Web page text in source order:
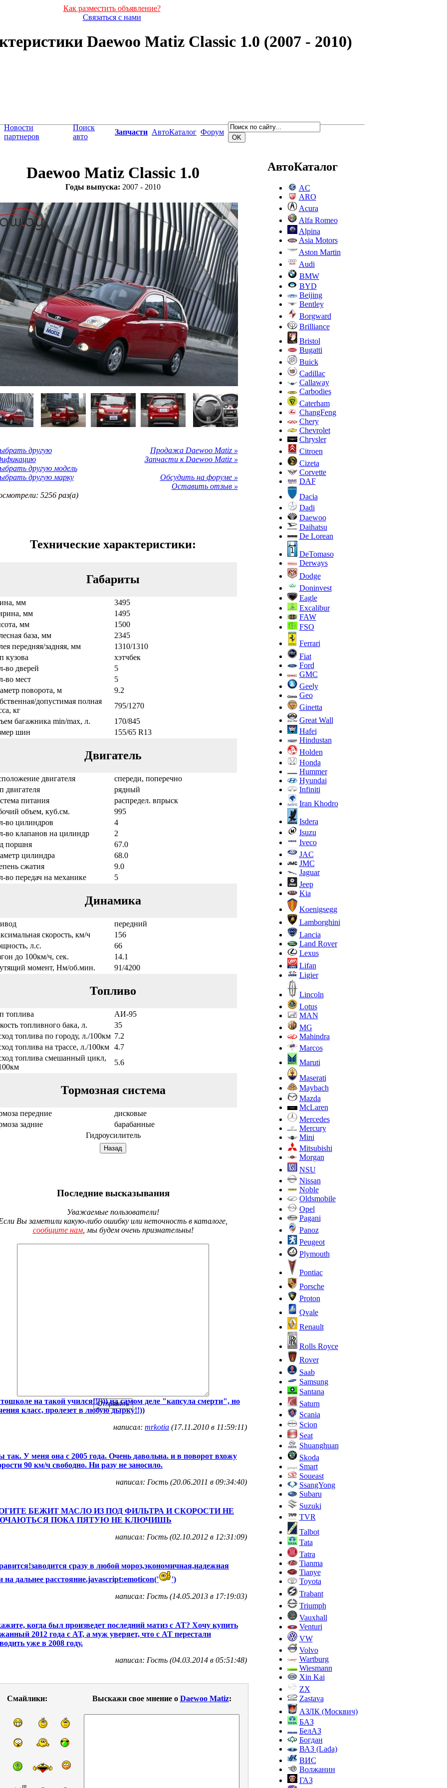
Как разместить объявление?
Связаться с нами
Daewoo Matiz Classic 1.0 (2007 - 2010)
Новости
партнеров
Поиск
авто
Запчасти АвтоКаталог Форум
Daewoo Matiz Classic 1.0
Годы выпуска: 2007 - 2010
другую
другую модель
другую марку
5256 раз(а)
Продажа Daewoo Matiz »
Запчасти к Daewoo Matiz »
Обсудить на форуме »
Оставить отзыв »
Технические характеристики:
Габариты
мм
3495
мм
1495
мм
1500
база, мм
2345
передняя/задняя, мм
1310/1310
кузова
хэтчбек
во дверей
5
во мест
5
поворота, м
9.2
допустимая полная
кг
795/1270
багажника min/max, л.
170/845
шин
155/65 R13
Двигатель
двигателя
спереди, поперечно
двигателя
рядный
питания
распредел. впрыск
объем, куб.см.
995
во цилиндров
4
во клапанов на цилиндр
2
поршня
67.0
цилиндра
68.0
сжатия
9.0
во передач на механике
5
Динамика
передний
скорость, км/ч
156
л.с.
66
до 100км/ч, сек.
14.1
момент, Нм/об.мин.
91/4200
Топливо
топлива
АИ-95
топливного бака, л.
35
топлива по городу, л./100км 7.2
топлива на трассе, л./100км
4.7
топлива смешанный цикл,
5.6
Тормозная система
передние
дисковые
задние
барабанные
Гидроусилитель
Последние высказывания
Уважаемые пользователи!
Вы заметили какую-либо ошибку или неточность в каталоге,
сообщите нам, мы будем очень признательны!
на такой учился!!!))) на самом деле "капсула смерти", но
класс, пролезет в любую дырку!!))
написал: mrkotia (17.11.2010 в 11:59:11)
так. У меня она с 2005 года. Очень давольна. и в поворот вхожу
90 км/ч свободно. Ни разу не заносило.
написал: Гость (20.06.2011 в 09:34:40)
БЕЖИТ МАСЛО ИЗ ПОД ФИЛЬТРА И СКОРОСТИ НЕ
ПОКА ПЯТУЮ НЕ КЛЮЧИШЬ
написал: Гость (02.10.2012 в 12:31:09)
сразу в любой мороз,экономичная,надежная
на дальнее расстояние.javascript:emoticon('
')
написал: Гость (14.05.2013 в 17:19:03)
когда был произведет последний матиз с АТ? Хочу купить
2012 года с АТ, а муж уверяет, что с АТ перестали
уже в 2008 году.
написал: Гость (04.03.2014 в 05:51:48)
Смайлики: Выскажи свое мнение о Daewoo Matiz:
АвтоКаталог
AC
ARO
Acura
Alfa Romeo
Alpina
Asia Motors
Aston Martin
Audi
BMW
BYD
Beijing
Bentley
Borgward
Brilliance
Bristol
Bugatti
Buick
Cadillac
Callaway
Carbodies
Caterham
ChangFeng
Chery
Chevrolet
Chrysler
Citroen
Cizeta
Corvette
DAF
Dacia
Dadi
Daewoo
Daihatsu
De Lorean
DeTomaso
Derways
Dodge
Doninvest
Eagle
Excalibur
FAW
FSO
Ferrari
Fiat
Ford
GMC
Geely
Geo
Ginetta
Great Wall
Hafei
Hindustan
Holden
Honda
Hummer
Hyundai
Infiniti
Iran Khodro
Isdera
Isuzu
Iveco
JAC
JMC
Jaguar
Jeep
Kia
Koenigsegg
Lamborghini
Lancia
Land Rover
Lexus
Lifan
Ligier
Lincoln
Lotus
MAN
MG
Mahindra
Marcos
Maruti
Maserati
Maybach
Mazda
McLaren
Mercedes
Mercury
Mini
Mitsubishi
Morgan
NSU
Nissan
Noble
Oldsmobile
Opel
Pagani
Panoz
Peugeot
Plymouth
Pontiac
Porsche
Proton
Qvale
Renault
Rolls Royce
Rover
Saab
Samsung
Santana
Saturn
Scania
Scion
Seat
Shuanghuan
Skoda
Smart
Soueast
SsangYong
Subaru
Suzuki
TVR
Talbot
Tata
Tatra
Tianma
Tianye
Toyota
Trabant
Triumph
Vauxhall
Venturi
VW
Volvo
Wartburg
Wiesmann
Xin Kai
ZX
Zastava
АЗЛК (Москвич)
БАЗ
БелАЗ
Богдан
ВАЗ (Lada)
ВИС
Волжанин
ГАЗ